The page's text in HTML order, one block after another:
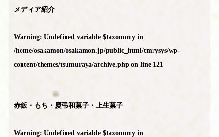
メディア紹介
Warning: Undefined variable $taxonomy in
/home/osakamon/osakamon.jp/public_html/tmrysys/wp-
content/themes/tsumuraya/archive.php on line 121
赤飯・もち・慶弔和菓子・上生菓子
Warning: Undefined variable $taxonomy in